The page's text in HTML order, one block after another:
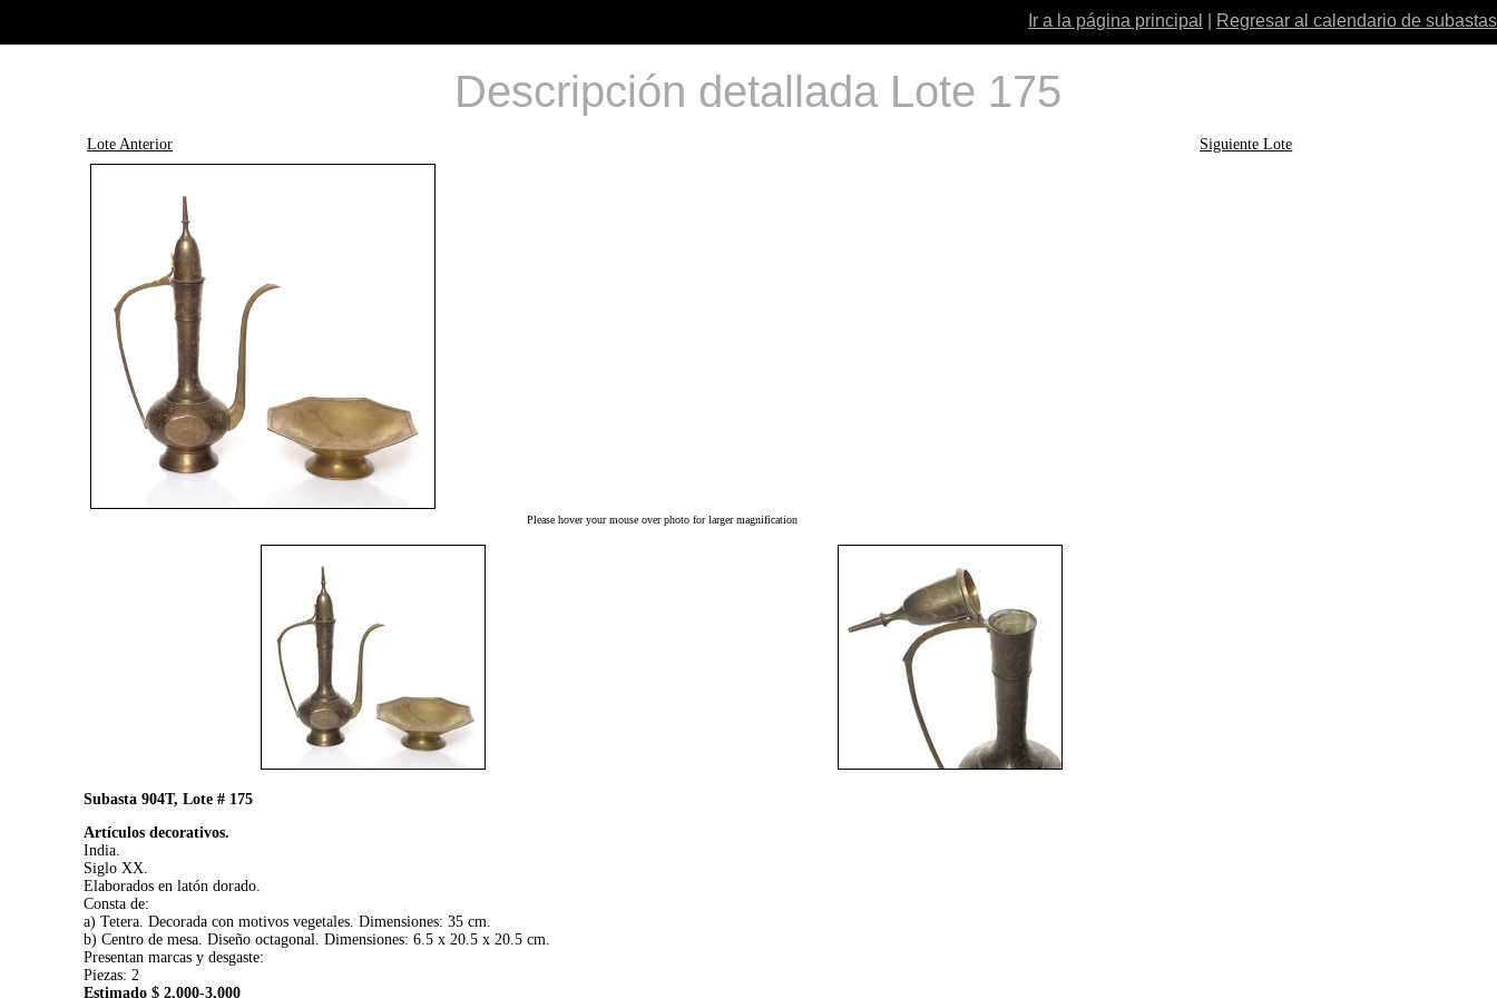
Ir a la página principal Regresar al calendario de subastas
Descripción detallada Lote 175
Lote Anterior Siguiente Lote
Please hover your mouse over photo for larger magnification
Subasta 904T, Lote # 175
Artículos decorativos.
India.
Siglo XX.
Elaborados en latón dorado.
Consta de:
a) Tetera. Decorada con motivos vegetales. Dimensiones: 35 cm.
b) Centro de mesa. Diseño octagonal. Dimensiones: 6.5 x 20.5 x 20.5 cm.
Presentan marcas y desgaste:
Piezas: 2
Estimado $ 2,000-3,000